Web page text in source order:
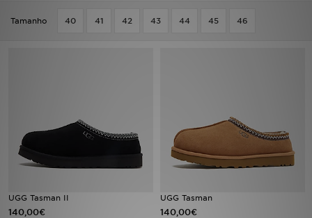
Tamanho 40 41 42 43 44 45 46
UGG Tasman II
140,00€
UGG Tasman
140,00€
DESPORTO